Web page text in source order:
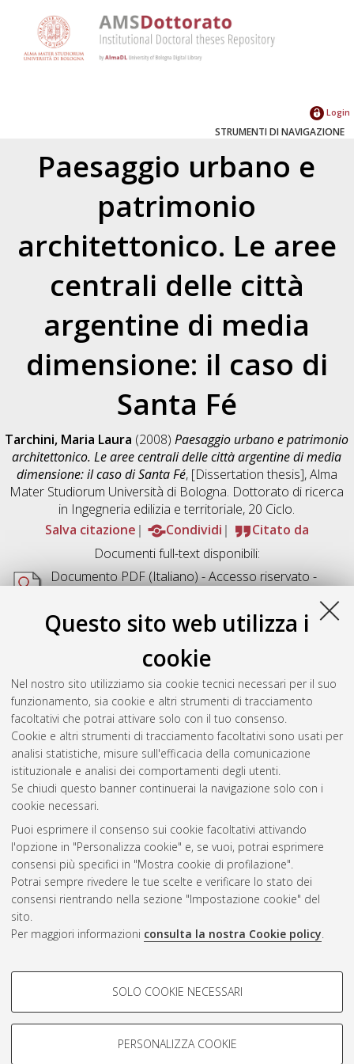
Questo sito web utilizza i
cookie
Nel nostro sito utilizziamo sia cookie tecnici necessari per il suo
funzionamento, sia cookie e altri strumenti di tracciamento
facoltativi che potrai attivare solo con il tuo consenso.
Cookie e altri strumenti di tracciamento facoltativi sono usati per
analisi statistiche, misure sull'efficacia della comunicazione
istituzionale e analisi dei comportamenti degli utenti.
Se chiudi questo banner continuerai la navigazione solo con i
cookie necessari.
Puoi esprimere il consenso sui cookie facoltativi attivando
l'opzione in "Personalizza cookie" e, se vuoi, potrai esprimere
consensi più specifici in "Mostra cookie di profilazione".
Potrai sempre rivedere le tue scelte e verificare lo stato dei
consensi rientrando nella sezione "Impostazione cookie" del
sito.
Per maggiori informazioni consulta la nostra Cookie policy.
COOKIE DI PROFILAZIONE -
Si tratta di cookie utilizzati per analizzare le caratteristiche della
navigazione degli utenti, creare profili in base al loro comportamento
SOLO COOKIE NECESSARI
PERSONALIZZA COOKIE
Login
STRUMENTI DI NAVIGAZIONE
Paesaggio urbano e
patrimonio
architettonico. Le aree
centrali delle città
argentine di media
dimensione: il caso di
Santa Fé
Tarchini, Maria Laura (2008)Paesaggio urbano e patrimonio
architettonico. Le aree centrali delle città argentine di media
dimensione: il caso di Santa Fé, [Dissertation thesis], Alma
Mater Studiorum Università di Bologna. Dottorato di ricerca
in Ingegneria edilizia e territoriale, 20 Ciclo.
Salva citazione
Condividi
Citato da
Documenti full-text disponibili:
Documento PDF(Italiano) - Accesso riservato -
Acrobat Reader
Download (57MB)
Abstract
Altri metadati
Gestione del documento:
Atom
Rss 1.0
Rss 2.0
ISSN: 2038-7946
Impostazioni Cookie
Informativa sulla privacy
Condizioni d’uso del sito